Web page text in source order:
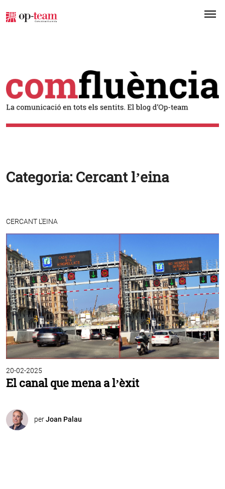
Categoria: Cercant l’eina
CERCANT L'EINA
20-02-2025
El canal que mena a l’èxit
perJoan Palau